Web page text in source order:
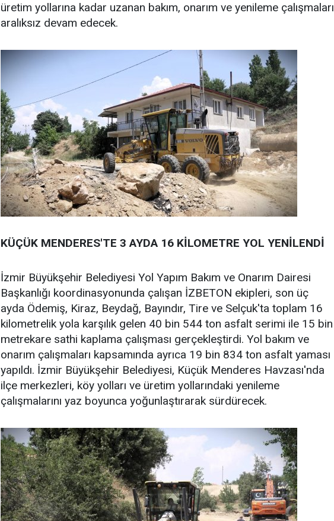
üretim yollarına kadar uzanan bakım, onarım ve yenileme çalışmaları
aralıksız devam edecek.
KÜÇÜK MENDERES'TE 3 AYDA 16 KİLOMETRE YOL YENİLENDİ
İzmir Büyükşehir Belediyesi Yol Yapım Bakım ve Onarım Dairesi
Başkanlığı koordinasyonunda çalışan İZBETON ekipleri, son üç
ayda Ödemiş, Kiraz, Beydağ, Bayındır, Tire ve Selçuk'ta toplam 16
kilometrelik yola karşılık gelen 40 bin 544 ton asfalt serimi ile 15 bin
metrekare sathi kaplama çalışması gerçekleştirdi. Yol bakım ve
onarım çalışmaları kapsamında ayrıca 19 bin 834 ton asfalt yaması
yapıldı. İzmir Büyükşehir Belediyesi, Küçük Menderes Havzası'nda
ilçe merkezleri, köy yolları ve üretim yollarındaki yenileme
çalışmalarını yaz boyunca yoğunlaştırarak sürdürecek.